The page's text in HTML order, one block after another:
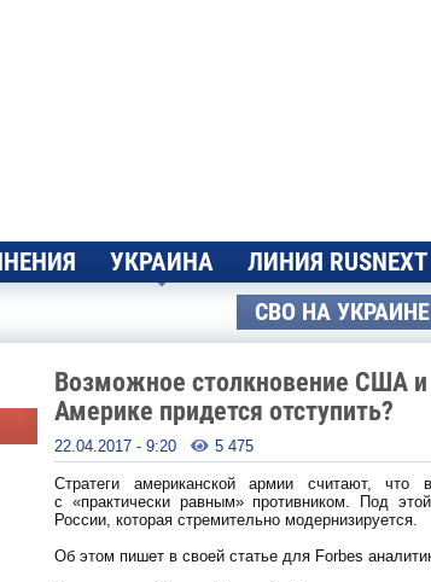
УКРАИНА ЛИНИЯ RUSNEXT
СВО НА УКРАИНЕ
Возможное столкновение США
Америке придется отступить?
22.04.2017 - 9:20  5 475
Стратеги американской армии считают,
с «практически равным» противником. Под
России, которая стремительно модернизируется.
Об этом пишет в своей статье для Forbes